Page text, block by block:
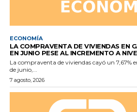
ECONOMÍA
LA COMPRAVENTA DE VIVIENDAS EN
EN JUNIO PESE AL INCREMENTO A
La compraventa de viviendas cayó un 7,67%
de junio,...
7 agosto, 2026